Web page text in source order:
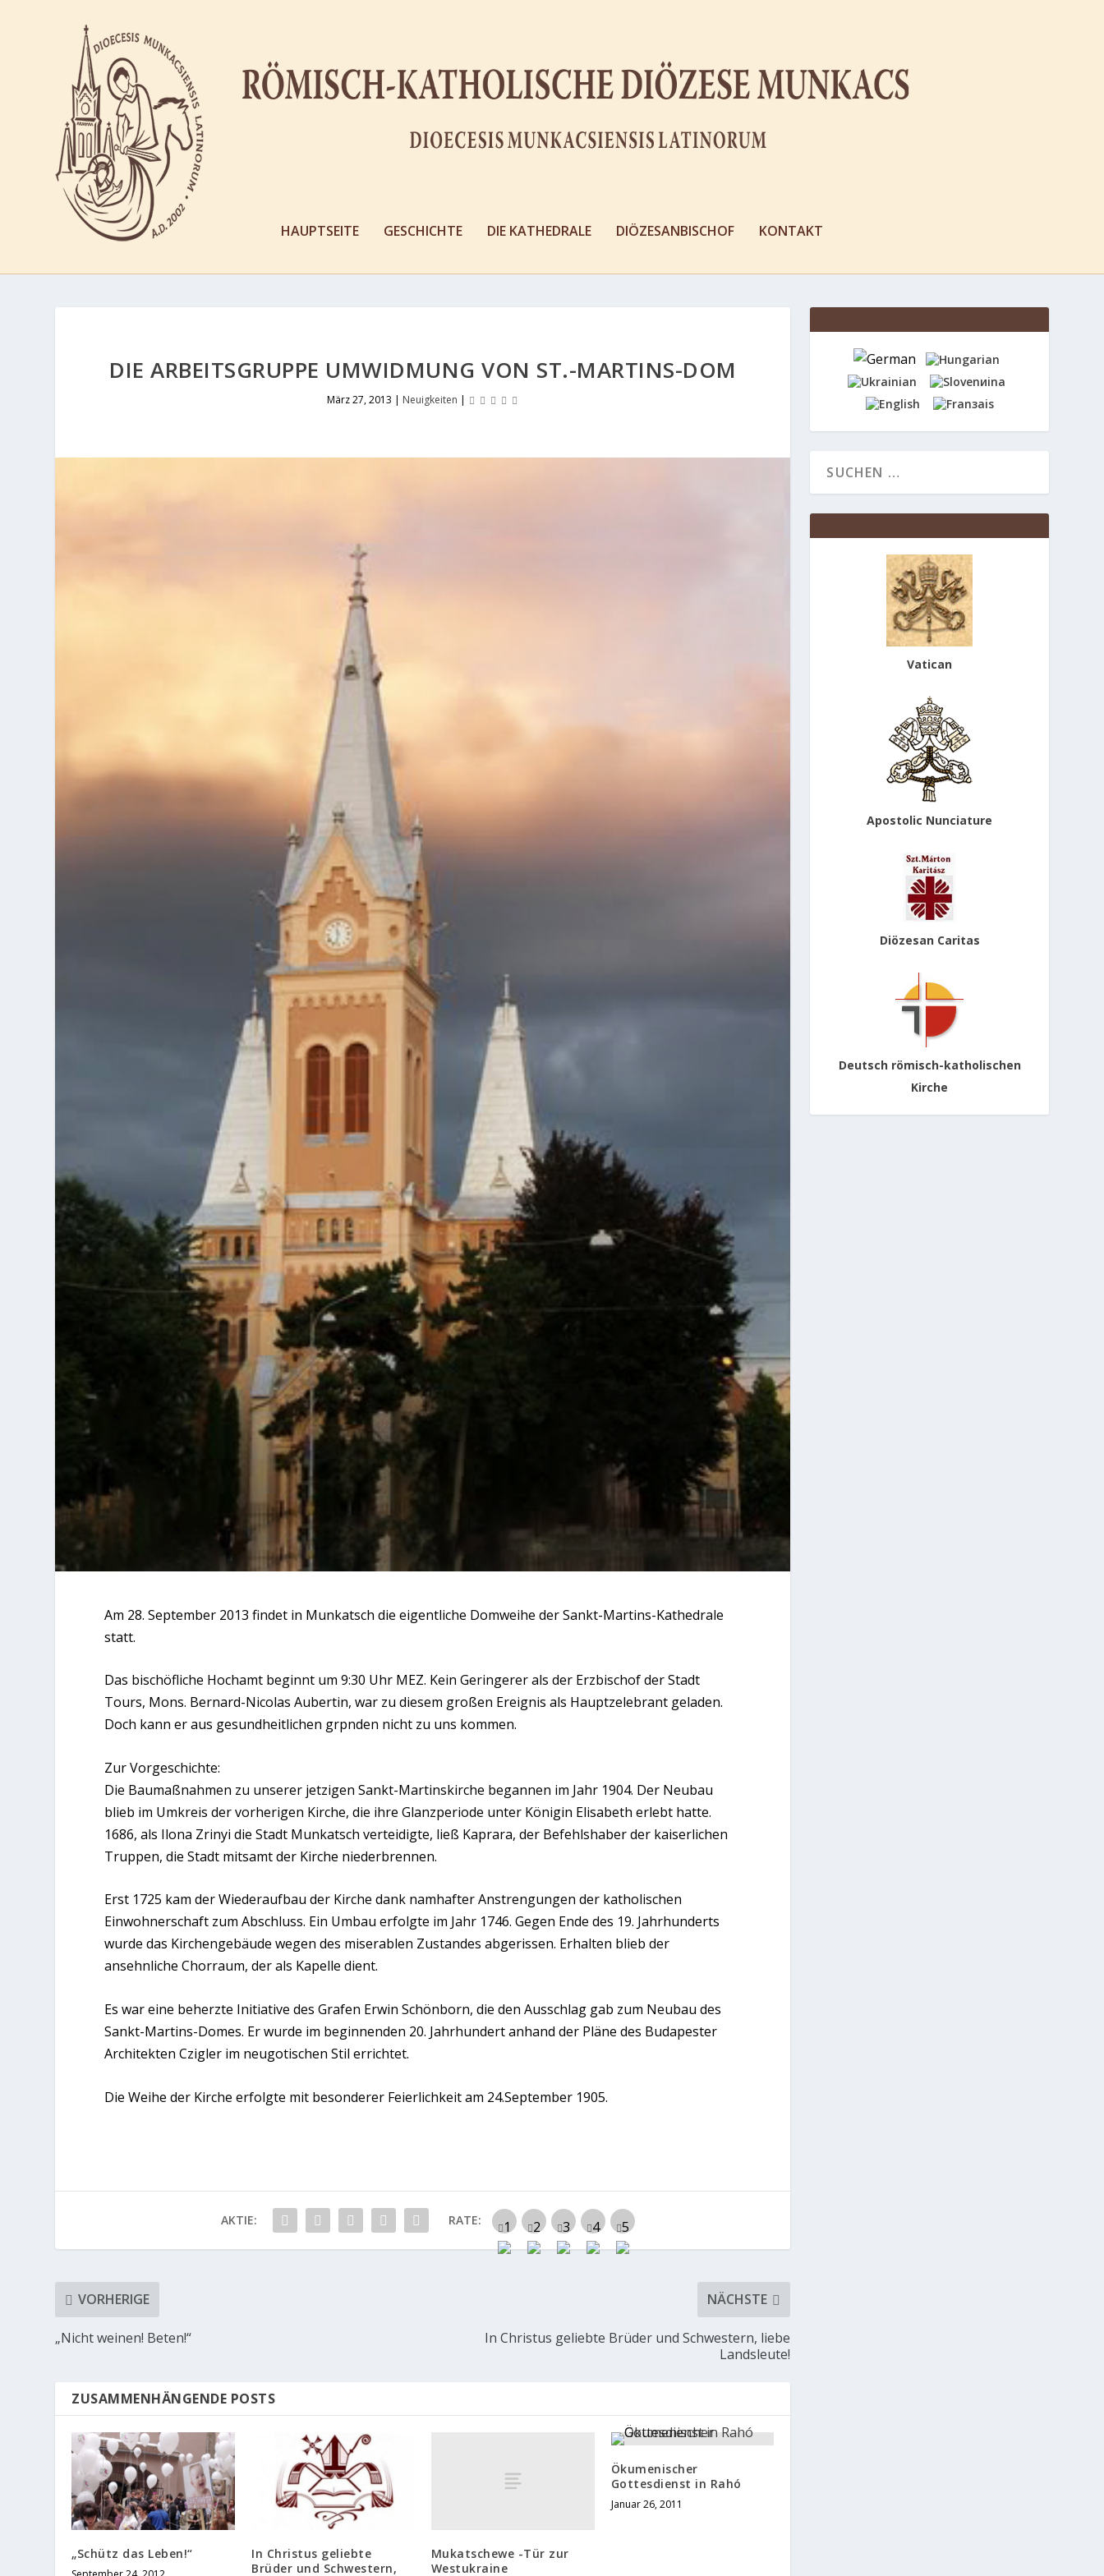
HAUPTSEITE GESCHICHTE DIE KATHEDRALE DIÖZESANBISCHOF KONTAKT
DIE ARBEITSGRUPPE UMWIDMUNG VON ST.-MARTINS-DOM
März 27, 2013 | Neuigkeiten |
Am 28. September 2013 findet in Munkatsch die eigentliche Domweihe der Sankt-Martins-Kathedrale
statt.
Das bischöfliche Hochamt beginnt um 9:30 Uhr MEZ. Kein Geringerer als der Erzbischof der Stadt
Tours, Mons. Bernard-Nicolas Aubertin, war zu diesem großen Ereignis als Hauptzelebrant geladen.
Doch kann er aus gesundheitlichen grpnden nicht zu uns kommen.
Zur Vorgeschichte:
Die Baumaßnahmen zu unserer jetzigen Sankt-Martinskirche begannen im Jahr 1904. Der Neubau
blieb im Umkreis der vorherigen Kirche, die ihre Glanzperiode unter Königin Elisabeth erlebt hatte.
1686, als Ilona Zrinyi die Stadt Munkatsch verteidigte, ließ Kaprara, der Befehlshaber der kaiserlichen
Truppen, die Stadt mitsamt der Kirche niederbrennen.
Erst 1725 kam der Wiederaufbau der Kirche dank namhafter Anstrengungen der katholischen
Einwohnerschaft zum Abschluss. Ein Umbau erfolgte im Jahr 1746. Gegen Ende des 19. Jahrhunderts
wurde das Kirchengebäude wegen des miserablen Zustandes abgerissen. Erhalten blieb der
ansehnliche Chorraum, der als Kapelle dient.
Es war eine beherzte Initiative des Grafen Erwin Schönborn, die den Ausschlag gab zum Neubau des
Sankt-Martins-Domes. Er wurde im beginnenden 20. Jahrhundert anhand der Pläne des Budapester
Architekten Czigler im neugotischen Stil errichtet.
Die Weihe der Kirche erfolgte mit besonderer Feierlichkeit am 24.September 1905.
AKTIE: RATE:
VORHERIGE
„Nicht weinen! Beten!“
NÄCHSTE
In Christus geliebte Brüder und Schwestern, liebe
Landsleute!
ZUSAMMENHÄNGENDE POSTS
„Schütz das Leben!“
In Christus geliebte
Brüder und Schwestern,
Mukatschewe -Tür zur
Westukraine
Ökumenischer
Gottesdienst in Rahó
Januar 26, 2011
Vatican
Apostolic Nunciature
Diözesan Caritas
Deutsch römisch-katholischen
Kirche